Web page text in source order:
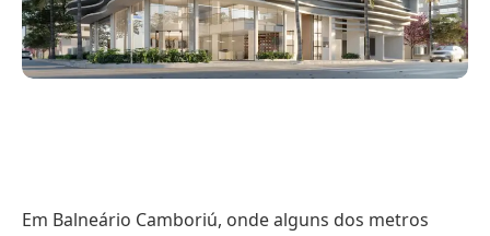
Em Balneário Camboriú, onde alguns dos metros